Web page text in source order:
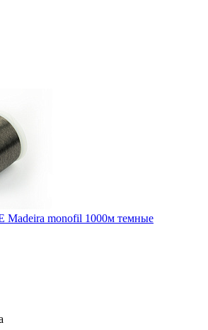
monofil 1000м темные